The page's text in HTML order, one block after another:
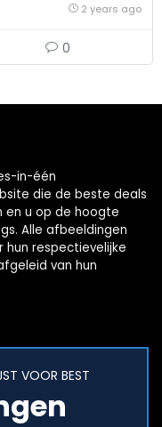
2 years ago
0
in-één
die de beste deals
en u op de hoogte
Alle afbeeldingen
hun respectievelijke
van hun
VOOR BEST